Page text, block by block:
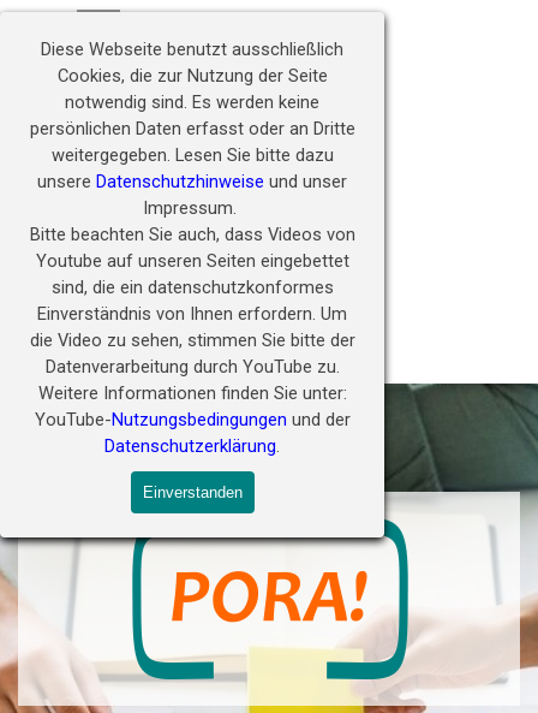
Diese Webseite benutzt ausschließlich
Cookies, die zur Nutzung der Seite
notwendig sind. Es werden keine
persönlichen Daten erfasst oder an Dritte
weitergegeben. Lesen Sie bitte dazu
unsere Datenschutzhinweise und unser
Impressum.
Bitte beachten Sie auch, dass Videos von
Youtube auf unseren Seiten eingebettet
sind, die ein datenschutzkonformes
Einverständnis von Ihnen erfordern. Um
die Video zu sehen, stimmen Sie bitte der
Datenverarbeitung durch YouTube zu.
Weitere Informationen finden Sie unter:
YouTube-Nutzungsbedingungen und der
Datenschutzerklärung.
Einverstanden
Direkt zum Seiteninhalt
Zukunft ermöglichen
PORA Community